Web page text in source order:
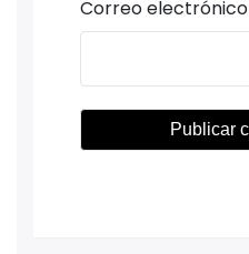
Correo electrónico